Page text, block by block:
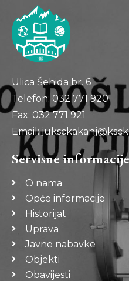
Ulica Šehida br. 6
Telefon: 032 771 920
Fax: 032 771 921
Email:
Servisne informacije
O nama
Opće informacije
Historijat
Uprava
Javne nabavke
Objekti
Obavijesti